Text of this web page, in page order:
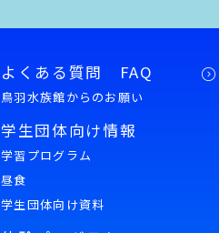
よくある質問 FAQ
鳥羽水族館からのお願い
学生団体向け情報
学習プログラム
昼食
学生団体向け資料